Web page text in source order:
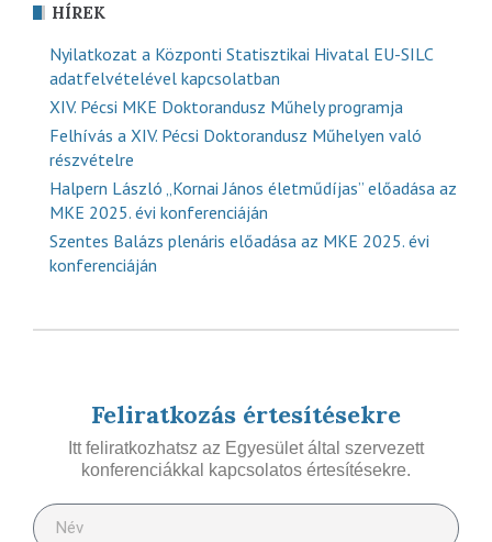
HÍREK
Nyilatkozat a Központi Statisztikai Hivatal EU-SILC
adatfelvételével kapcsolatban
XIV. Pécsi MKE Doktorandusz Műhely programja
Felhívás a XIV. Pécsi Doktorandusz Műhelyen való
részvételre
Halpern László „Kornai János életműdíjas” előadása az
MKE 2025. évi konferenciáján
Szentes Balázs plenáris előadása az MKE 2025. évi
konferenciáján
Feliratkozás értesítésekre
Itt feliratkozhatsz az Egyesület által szervezett
konferenciákkal kapcsolatos értesítésekre.